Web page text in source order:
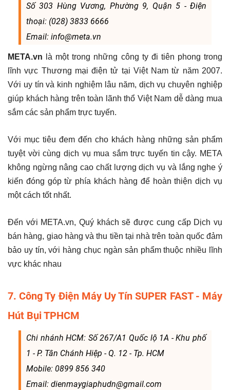
Số 303 Hùng Vương, Phường 9, Quận 5 - Điện
thoại: (028) 3833 6666
Email: info@meta.vn
META.vn là một trong những công ty đi tiên phong trong
lĩnh vực Thương mại điện tử tại Việt Nam từ năm 2007.
Với uy tín và kinh nghiệm lâu năm, dịch vụ chuyên nghiệp
giúp khách hàng trên toàn lãnh thổ Việt Nam dễ dàng mua
sắm các sản phẩm trực tuyến.
Với mục tiêu đem đến cho khách hàng những sản phẩm
tuyệt vời cùng dịch vụ mua sắm trực tuyến tin cậy. META
không ngừng nâng cao chất lượng dịch vụ và lắng nghe ý
kiến đóng góp từ phía khách hàng để hoàn thiện dịch vụ
một cách tốt nhất.
Đến với META.vn, Quý khách sẽ được cung cấp Dịch vụ
bán hàng, giao hàng và thu tiền tại nhà trên toàn quốc đảm
bảo uy tín, với hàng chục ngàn sản phẩm thuộc nhiều lĩnh
vực khác nhau
7. Công Ty Điện Máy Uy Tín SUPER FAST - Máy
Hút Bụi TPHCM
Chi nhánh HCM: Số 267/A1 Quốc lộ 1A - Khu phố
1 - P. Tân Chánh Hiệp - Q. 12 - Tp. HCM
Mobile: 0899 856 340
Email: dienmaygiaphudn@gmail.com